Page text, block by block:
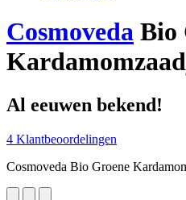
Cosmoveda Bio
Al eeuwen bekend!
4 Klantbeoordelingen
Cosmoveda Bio Groene